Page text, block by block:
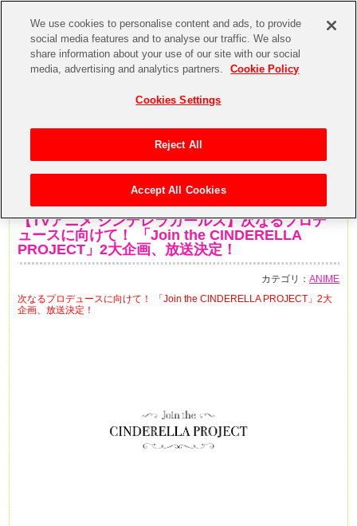
【TVアニメ シンデレラガールズ】次なるプロデ
ュースに向けて！ 「Join the CINDERELLA
PROJECT」2大企画、放送決定！
カテゴリ：ANIME
次なるプロデュースに向けて！ 「Join the CINDERELLA PROJECT」2大
企画、放送決定！
We use cookies to personalise content and ads, to provide
social media features and to analyse our traffic. We also
share information about your use of our site with our social
media, advertising and analytics partners.
Cookie Policy
Cookies Settings
Reject All
Accept All Cookies